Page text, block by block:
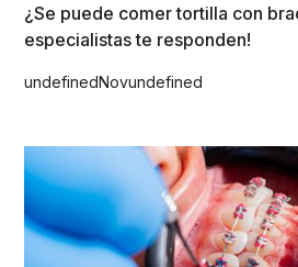
¿Se puede comer tortilla con
especialistas te responden!
undefinedNovundefined